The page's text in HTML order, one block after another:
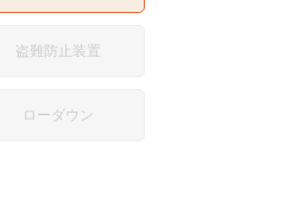
盗難防止装置
ローダウン